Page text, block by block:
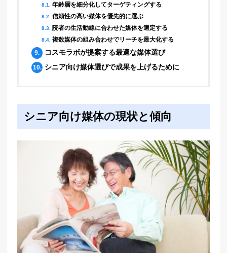
8.1. 年齢層を細分化してターゲティングする
8.2. 信頼性の高い媒体を優先的に選ぶ
8.3. 読者の生活動線に合わせた媒体を選定する
8.4. 複数媒体の組み合わせでリーチを最大化する
9.
コスモラボが提案する最適な媒体選び
10. シニア向け媒体選びで成果を上げるために
シニア向け媒体の現状と傾向